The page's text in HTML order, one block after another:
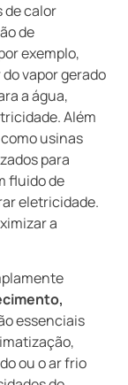
de calor
de
exemplo,
vapor gerado
a água,
Além
usinas
para
fluido de
eletricidade.
a
essenciais
ou o ar frio